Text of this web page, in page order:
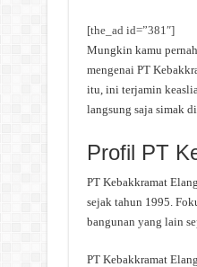
[the_ad id=”381″]
Mungkin kamu
mengenai PT
itu, ini terjamin
langsung saja simak
Profil PT
PT Kebakkramat
sejak tahun 1995.
bangunan yang lain
PT Kebakkramat